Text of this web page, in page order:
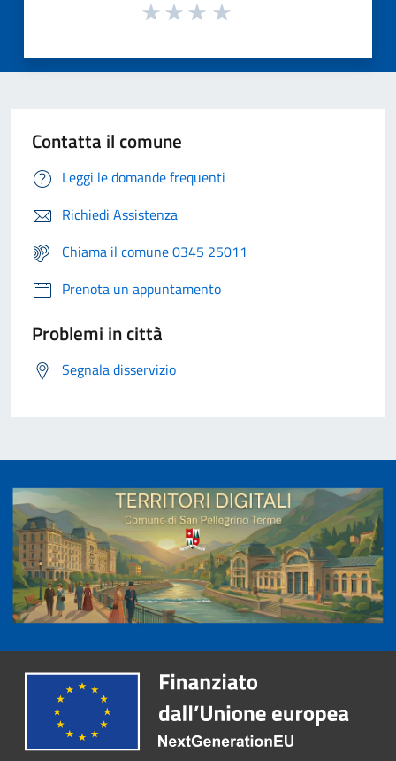
Contatta il comune
Leggi le domande frequenti
Richiedi Assistenza
Chiama il comune 0345 25011
Prenota un appuntamento
Problemi in città
Segnala disservizio